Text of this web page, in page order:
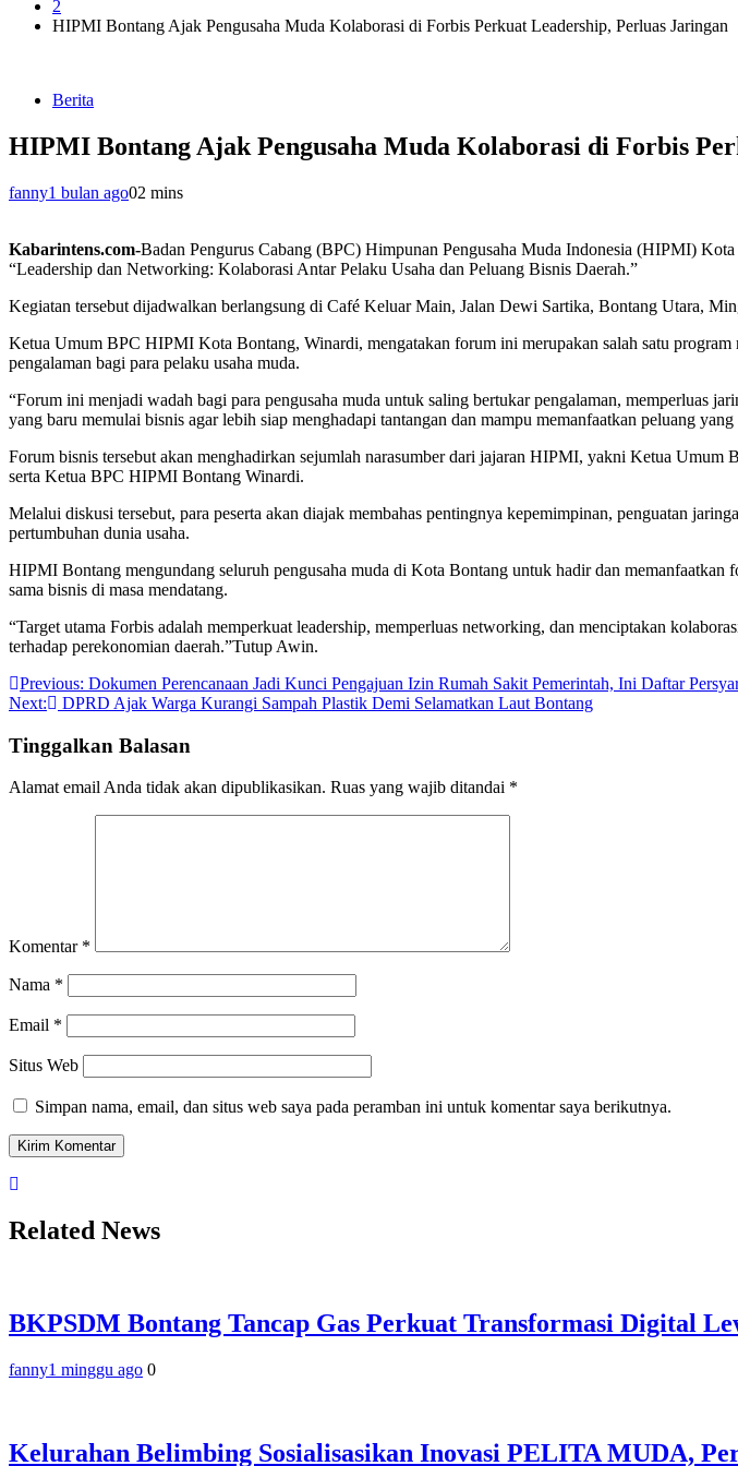
2
HIPMI Bontang Ajak Pengusaha Muda Kolaborasi di Forbis Perkuat Leadership, Perluas Jaringan
Berita
HIPMI Bontang Ajak Pengusaha Muda Kolaborasi di Forbis
fanny1 bulan ago02 mins
Kabarintens.com-Badan Pengurus Cabang (BPC) Himpunan Pengusaha Muda Indonesia (HIPMI)
“Leadership dan Networking: Kolaborasi Antar Pelaku Usaha dan Peluang Bisnis Daerah.”
Kegiatan tersebut dijadwalkan berlangsung di Café Keluar Main, Jalan Dewi Sartika, Bontang Utara,
Ketua Umum BPC HIPMI Kota Bontang, Winardi, mengatakan forum ini merupakan salah satu
pengalaman bagi para pelaku usaha muda.
“Forum ini menjadi wadah bagi para pengusaha muda untuk saling bertukar pengalaman, memperluas
yang baru memulai bisnis agar lebih siap menghadapi tantangan dan mampu memanfaatkan peluang
Forum bisnis tersebut akan menghadirkan sejumlah narasumber dari jajaran HIPMI, yakni Ketua
serta Ketua BPC HIPMI Bontang Winardi.
Melalui diskusi tersebut, para peserta akan diajak membahas pentingnya kepemimpinan, penguatan
pertumbuhan dunia usaha.
HIPMI Bontang mengundang seluruh pengusaha muda di Kota Bontang untuk hadir dan memanfaatkan
sama bisnis di masa mendatang.
“Target utama Forbis adalah memperkuat leadership, memperluas networking, dan menciptakan
terhadap perekonomian daerah.”Tutup Awin.
Navigasi
pos
Previous: Dokumen Perencanaan Jadi Kunci Pengajuan Izin Rumah Sakit Pemerintah, Ini Daftar
Next:
DPRD Ajak Warga Kurangi Sampah Plastik Demi Selamatkan Laut Bontang
Tinggalkan Balasan
Alamat email Anda tidak akan dipublikasikan. Ruas yang wajib ditandai *
Komentar *
Nama *
Email *
Situs Web
Simpan nama, email, dan situs web saya pada peramban ini untuk komentar saya berikutnya.
Related News
BKPSDM Bontang Tancap Gas Perkuat Transformasi Digital
fanny1 minggu ago 0
Kelurahan Belimbing Sosialisasikan Inovasi PELITA MUDA,